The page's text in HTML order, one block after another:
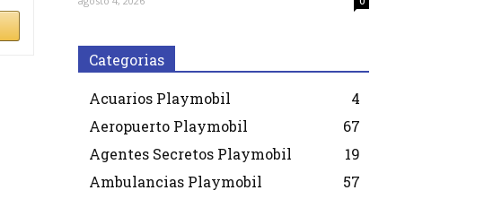
Categorias
Acuarios Playmobil
4
Aeropuerto Playmobil
67
Agentes Secretos Playmobil
19
Ambulancias Playmobil
57